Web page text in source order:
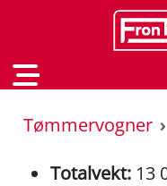
Tømmervogner
Totalvekt: 13